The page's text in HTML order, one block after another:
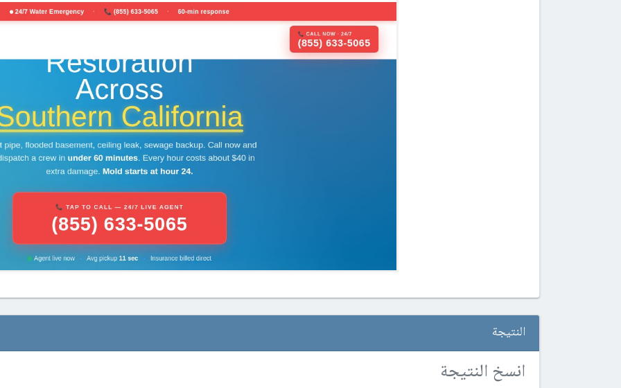
النتيجة
انسخ النتيجة